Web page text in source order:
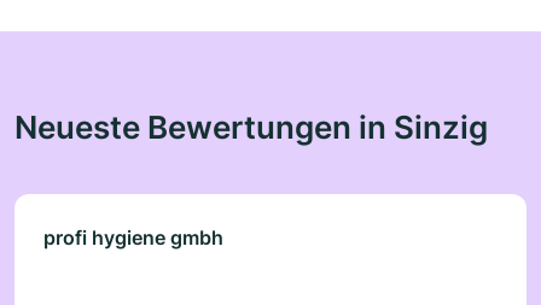
Neueste Bewertungen in Sinzig
profi hygiene gmbh